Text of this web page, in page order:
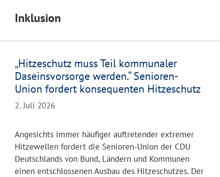
Inklusion
„Hitzeschutz muss Teil kommunaler
Daseinsvorsorge werden.“ Senioren-
Union fordert konsequenten Hitzeschutz
2. Juli 2026
Angesichts immer häufiger auftretender extremer
Hitzewellen fordert die Senioren-Union der CDU
Deutschlands von Bund, Ländern und Kommunen
einen entschlossenen Ausbau des Hitzeschutzes. Der